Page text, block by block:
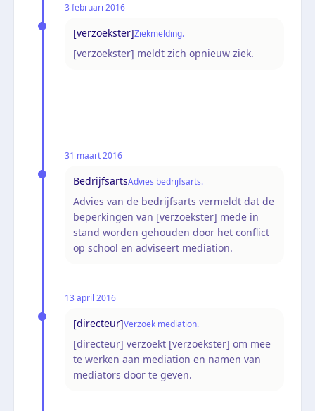
3 februari 2016
[verzoekster]Ziekmelding.
[verzoekster] meldt zich opnieuw ziek.
31 maart 2016
BedrijfsartsAdvies bedrijfsarts.
Advies van de bedrijfsarts vermeldt dat de
beperkingen van [verzoekster] mede in
stand worden gehouden door het conflict
op school en adviseert mediation.
13 april 2016
[directeur]Verzoek mediation.
[directeur] verzoekt [verzoekster] om mee
te werken aan mediation en namen van
mediators door te geven.